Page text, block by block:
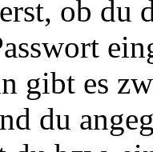
ob du
gibt es
du